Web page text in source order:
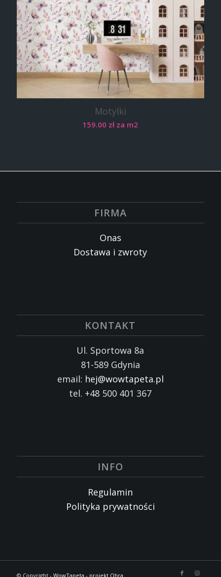
Motylki
159.00 zł za m2
FIRMA
Onas
Dostawa i zwroty
KONTAKT
Ul. Sportowa 8a
81-589 Gdynia
email: hej@wowtapeta.pl
tel. +48 500 401 367
INFO
Regulamin
Polityka prywatności
© Copyright - WowTapeta - projekt Ohra